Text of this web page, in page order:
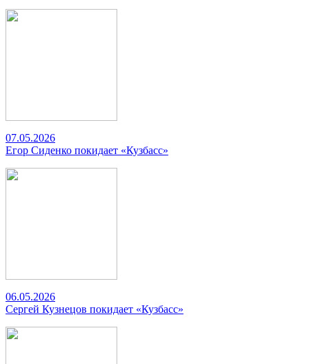
07.05.2026
Егор Сиденко покидает «Кузбасс»
06.05.2026
Сергей Кузнецов покидает «Кузбасс»